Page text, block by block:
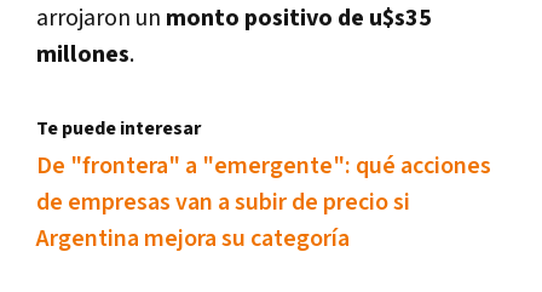
arrojaron un monto positivo de u$s35
millones.
Te puede interesar
De "frontera" a "emergente": qué acciones
de empresas van a subir de precio si
Argentina mejora su categorí­a